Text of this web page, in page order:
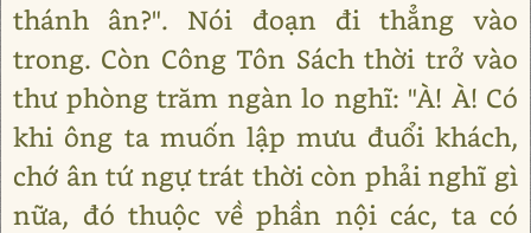
thánh ân?". Nói đoạn đi thẳng vào
trong. Còn Công Tôn Sách thời trở vào
thư phòng trăm ngàn lo nghĩ: "À! À! Có
khi ông ta muốn lập mưu đuổi khách,
chớ ân tứ ngự trát thời còn phải nghĩ gì
nữa, đó thuộc về phần nội các, ta có